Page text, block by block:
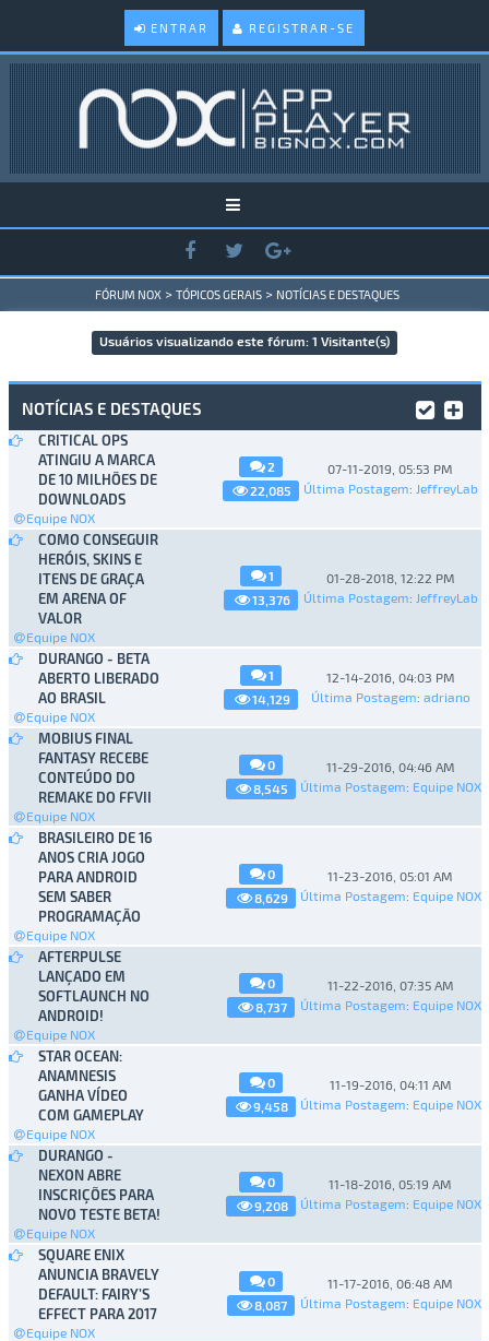
ENTRAR REGISTRAR-SE
FÓRUM NOX > TÓPICOS GERAIS > NOTÍCIAS E DESTAQUES
Usuários visualizando este fórum: 1 Visitante(s)
NOTÍCIAS E DESTAQUES
CRITICAL OPS
ATINGIU A MARCA
DE 10 MILHÕES DE
DOWNLOADS
Equipe NOX
2
22,085
07-11-2019, 05:53 PM
Última Postagem: JeffreyLab
COMO CONSEGUIR
HERÓIS, SKINS E
ITENS DE GRAÇA
EM ARENA OF
VALOR
Equipe NOX
1
13,376
01-28-2018, 12:22 PM
Última Postagem: JeffreyLab
DURANGO - BETA
ABERTO LIBERADO
AO BRASIL
Equipe NOX
1
14,129
12-14-2016, 04:03 PM
Última Postagem: adriano
MOBIUS FINAL
FANTASY RECEBE
CONTEÚDO DO
REMAKE DO FFVII
Equipe NOX
0
8,545
11-29-2016, 04:46 AM
Última Postagem: Equipe NOX
BRASILEIRO DE 16
ANOS CRIA JOGO
PARA ANDROID
SEM SABER
PROGRAMAÇÃO
Equipe NOX
0
8,629
11-23-2016, 05:01 AM
Última Postagem: Equipe NOX
AFTERPULSE
LANÇADO EM
SOFTLAUNCH NO
ANDROID!
Equipe NOX
0
8,737
11-22-2016, 07:35 AM
Última Postagem: Equipe NOX
STAR OCEAN:
ANAMNESIS
GANHA VÍDEO
COM GAMEPLAY
Equipe NOX
0
9,458
11-19-2016, 04:11 AM
Última Postagem: Equipe NOX
DURANGO -
NEXON ABRE
INSCRIÇÕES PARA
NOVO TESTE BETA!
Equipe NOX
0
9,208
11-18-2016, 05:19 AM
Última Postagem: Equipe NOX
SQUARE ENIX
ANUNCIA BRAVELY
DEFAULT: FAIRY’S
EFFECT PARA 2017
Equipe NOX
0
8,087
11-17-2016, 06:48 AM
Última Postagem: Equipe NOX